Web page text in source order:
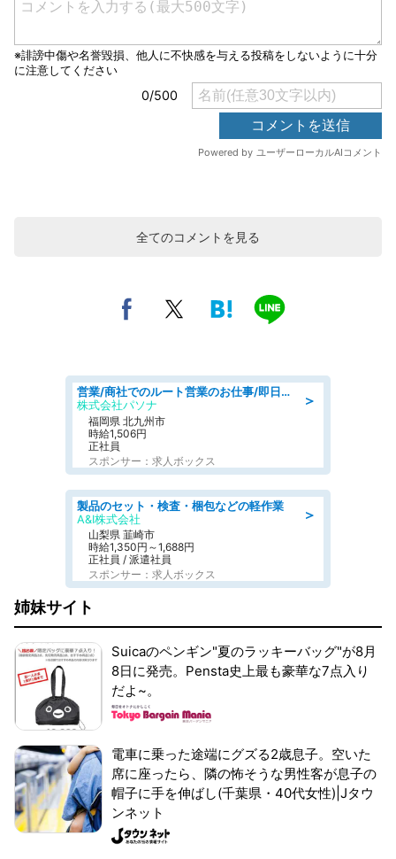
全てのコメントを見る
＞
営業/商社でのルート営業のお仕事/即日勤務可/車通勤可/営業
株式会社パソナ
福岡県 北九州市
時給1,506円
正社員
スポンサー：求人ボックス
＞
製品のセット・検査・梱包などの軽作業
A&I株式会社
山梨県 韮崎市
時給1,350円～1,688円
正社員 / 派遣社員
スポンサー：求人ボックス
姉妹サイト
Suicaのペンギン"夏のラッキーバッグ"が8月
8日に発売。Pensta史上最も豪華な7点入り
だよ~。
電車に乗った途端にグズる2歳息子。空いた
席に座ったら、隣の怖そうな男性客が息子の
帽子に手を伸ばし(千葉県・40代女性)|Jタウ
ンネット